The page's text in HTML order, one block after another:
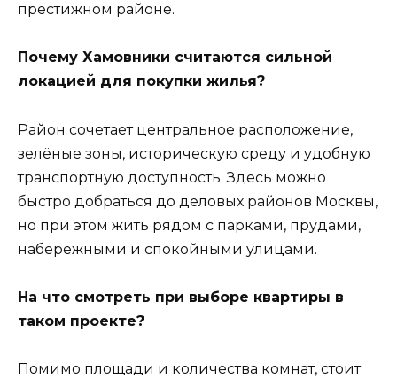
престижном районе.
Почему Хамовники считаются сильной
локацией для покупки жилья?
Район сочетает центральное расположение,
зелёные зоны, историческую среду и удобную
транспортную доступность. Здесь можно
быстро добраться до деловых районов Москвы,
но при этом жить рядом с парками, прудами,
набережными и спокойными улицами.
На что смотреть при выборе квартиры в
таком проекте?
Помимо площади и количества комнат, стоит